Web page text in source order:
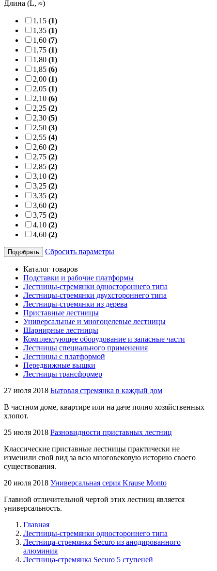
Длина (L, ≈)
1,15 (1)
1,35 (1)
1,60 (7)
1,75 (1)
1,80 (1)
1,85 (6)
2,00 (1)
2,05 (1)
2,10 (6)
2,25 (2)
2,30 (5)
2,50 (3)
2,55 (4)
2,60 (2)
2,75 (2)
2,85 (2)
3,10 (2)
3,25 (2)
3,35 (2)
3,60 (2)
3,75 (2)
4,10 (2)
4,60 (2)
Подобрать Сбросить параметры
Каталог товаров
Подставки и рабочие платформы
Лестницы-стремянки одностороннего типа
Лестницы-стремянки двухстороннего типа
Лестницы-стремянки из дерева
Приставные лестницы
Универсальные и многоцелевые лестницы
Шарнирные лестницы
Комплектующее оборудование и запасные части
Лестницы специального применения
Лестницы с платформой
Передвижные вышки
Лестницы трансформер
27 июля 2018 Бытовая стремянка в каждый дом
В частном доме, квартире или на даче полно хозяйственных
хлопот.
25 июля 2018 Разновидности приставных лестниц
Классические приставные лестницы практически не
изменили свой вид за всю многовековую историю своего
существования.
20 июля 2018 Универсальная серия Krause Monto
Главной отличительной чертой этих лестниц является
универсальность.
Главная
Лестницы-стремянки одностороннего типа
Лестница-стремянка Securo из анодированного
алюминия
Лестница-стремянка Securo 5 ступеней